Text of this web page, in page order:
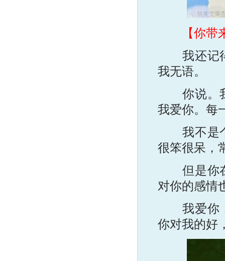
【你
我还记得
我无语。
你说。我
我爱你。每
我不是个
很笨很呆，
但是你在
对你的感情
我爱你，
你对我的好